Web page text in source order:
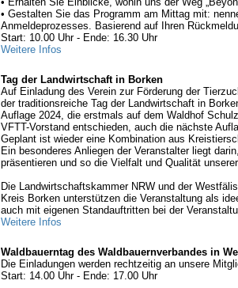
• Gestalten Sie das Programm am Mittag mit:
Anmeldeprozesses. Basierend auf Ihren
Start: 10.00 Uhr - Ende: 16.30 Uhr
Weitere Infos
Tag der Landwirtschaft in Borken
Auf Einladung des Verein zur Förderung der
der traditionsreiche Tag der Landwirtschaft in
Auflage 2024, die erstmals auf dem Waldhof
VFTT-Vorstand entschieden, auch die nächste
Geplant ist wieder eine Kombination aus
Ein besonderes Anliegen der Veranstalter liegt
präsentieren und so die Vielfalt und Qualität
Die Landwirtschaftskammer NRW und der
Kreis Borken unterstützen die Veranstaltung als
auch mit eigenen Standauftritten bei der
Weitere Infos
Waldbauerntag des Waldbauernverbandes in
Die Einladungen werden rechtzeitig an unsere
Start: 14.00 Uhr - Ende: 17.00 Uhr